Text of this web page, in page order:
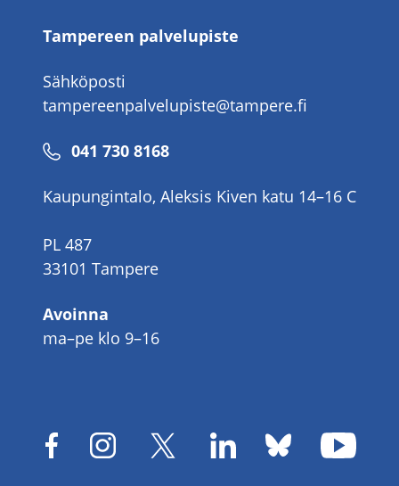
Tampereen palvelupiste
Sähköposti
tampereenpalvelupiste@tampere.fi
Puhelinnumero
041 730 8168
Kaupungintalo, Aleksis Kiven katu 14–16 C
PL 487
33101 Tampere
Avoinna
ma–pe klo 9–16